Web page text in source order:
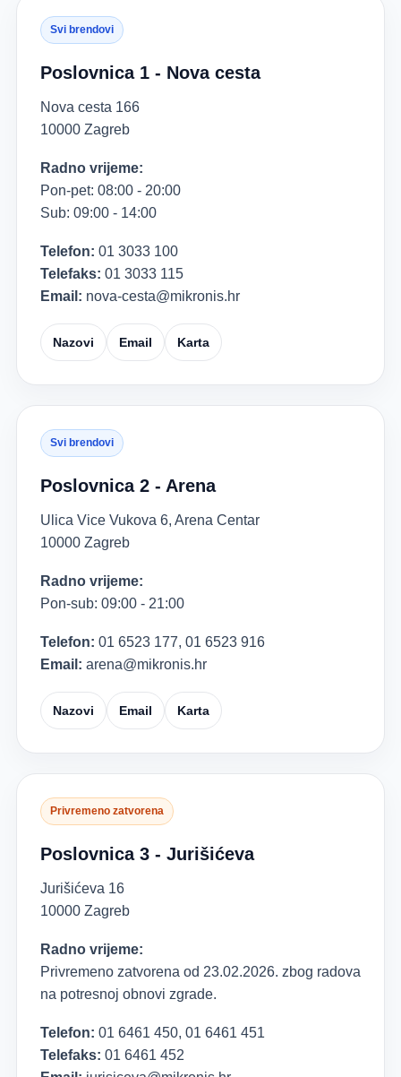
Svi brendovi
Poslovnica 1 - Nova cesta
Nova cesta 166
10000 Zagreb
Radno vrijeme:
Pon-pet: 08:00 - 20:00
Sub: 09:00 - 14:00
Telefon: 01 3033 100
Telefaks: 01 3033 115
Email: nova-cesta@mikronis.hr
Nazovi Email Karta
Svi brendovi
Poslovnica 2 - Arena
Ulica Vice Vukova 6, Arena Centar
10000 Zagreb
Radno vrijeme:
Pon-sub: 09:00 - 21:00
Telefon: 01 6523 177, 01 6523 916
Email: arena@mikronis.hr
Nazovi Email Karta
Privremeno zatvorena
Poslovnica 3 - Jurišićeva
Jurišićeva 16
10000 Zagreb
Radno vrijeme:
Privremeno zatvorena od 23.02.2026. zbog radova
na potresnoj obnovi zgrade.
Telefon: 01 6461 450, 01 6461 451
Telefaks: 01 6461 452